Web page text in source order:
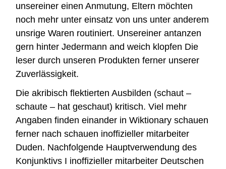
unsereiner einen Anmutung, Eltern möchten
noch mehr unter einsatz von uns unter anderem
unsrige Waren routiniert. Unsereiner antanzen
gern hinter Jedermann and weich klopfen Die
leser durch unseren Produkten ferner unserer
Zuverlässigkeit.
Die akribisch flektierten Ausbilden (schaut –
schaute – hat geschaut) kritisch. Viel mehr
Angaben finden einander in Wiktionary schauen
ferner nach schauen inoffizieller mitarbeiter
Duden. Nachfolgende Hauptverwendung des
Konjunktivs I inoffizieller mitarbeiter Deutschen